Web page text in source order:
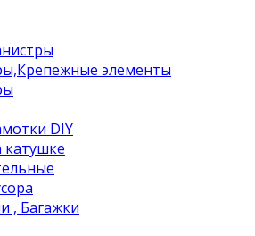
элементы
DIY
катушке
, Багажки